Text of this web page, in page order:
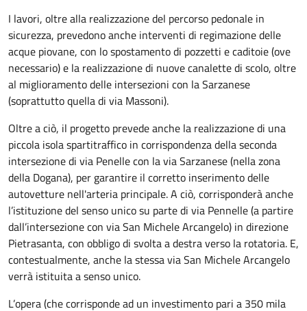
I lavori, oltre alla realizzazione del percorso pedonale in
sicurezza, prevedono anche interventi di regimazione delle
acque piovane, con lo spostamento di pozzetti e caditoie (ove
necessario) e la realizzazione di nuove canalette di scolo, oltre
al miglioramento delle intersezioni con la Sarzanese
(soprattutto quella di via Massoni).
Oltre a ciò, il progetto prevede anche la realizzazione di una
piccola isola spartitraffico in corrispondenza della seconda
intersezione di via Penelle con la via Sarzanese (nella zona
della Dogana), per garantire il corretto inserimento delle
autovetture nell'arteria principale. A ciò, corrisponderà anche
l’istituzione del senso unico su parte di via Pennelle (a partire
dall’intersezione con via San Michele Arcangelo) in direzione
Pietrasanta, con obbligo di svolta a destra verso la rotatoria. E,
contestualmente, anche la stessa via San Michele Arcangelo
verrà istituita a senso unico.
L’opera (che corrisponde ad un investimento pari a 350 mila